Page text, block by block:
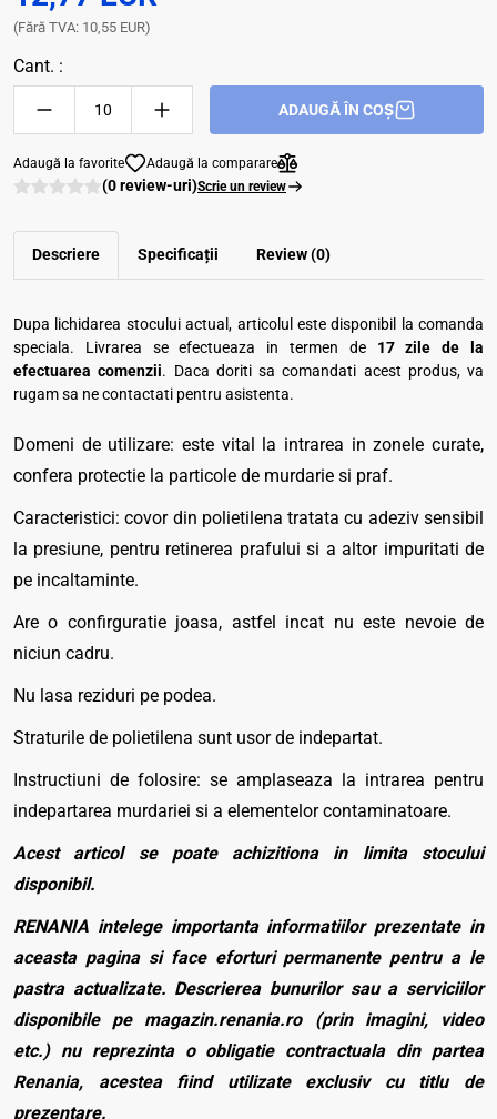
(Fără TVA: 10,55 EUR)
Cant. :
ADAUGĂ ÎN COȘ
Adaugă la favorite Adaugă la comparare
(0 review-uri)Scrie un review
Descriere Specificații Review (0)
Dupa lichidarea stocului actual, articolul este disponibil la comanda
speciala. Livrarea se efectueaza in termen de 17 zile de la
efectuarea comenzii. Daca doriti sa comandati acest produs, va
rugam sa ne contactati pentru asistenta.
Domeni de utilizare: este vital la intrarea in zonele curate,
confera protectie la particole de murdarie si praf.
Caracteristici: covor din polietilena tratata cu adeziv sensibil
la presiune, pentru retinerea prafului si a altor impuritati de
pe incaltaminte.
Are o confirguratie joasa, astfel incat nu este nevoie de
niciun cadru.
Nu lasa reziduri pe podea.
Straturile de polietilena sunt usor de indepartat.
Instructiuni de folosire: se amplaseaza la intrarea pentru
indepartarea murdariei si a elementelor contaminatoare.
Acest articol se poate achizitiona in limita stocului
disponibil.
RENANIA intelege importanta informatiilor prezentate in
aceasta pagina si face eforturi permanente pentru a le
pastra actualizate. Descrierea bunurilor sau a serviciilor
disponibile pe magazin.renania.ro (prin imagini, video
etc.) nu reprezinta o obligatie contractuala din partea
Renania, acestea fiind utilizate exclusiv cu titlu de
prezentare.